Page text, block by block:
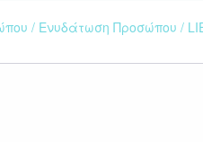
/ Ενυδάτωση Προσώπου /